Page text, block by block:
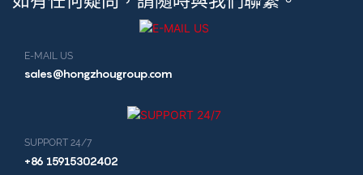
E-MAIL US
sales@hongzhougroup.com
SUPPORT 24/7
+86 15915302402